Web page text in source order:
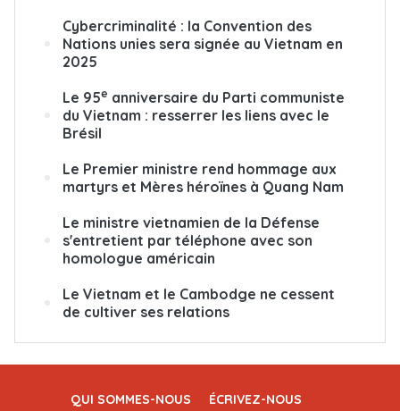
Cybercriminalité : la Convention des
Nations unies sera signée au Vietnam en
2025
Le 95e anniversaire du Parti communiste
du Vietnam : resserrer les liens avec le
Brésil
Le Premier ministre rend hommage aux
martyrs et Mères héroïnes à Quang Nam
Le ministre vietnamien de la Défense
s'entretient par téléphone avec son
homologue américain
Le Vietnam et le Cambodge ne cessent
de cultiver ses relations
QUI SOMMES-NOUS
ÉCRIVEZ-NOUS